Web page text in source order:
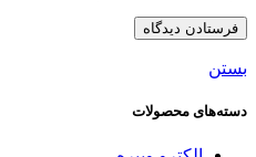
بستن
دسته‌های محصولات